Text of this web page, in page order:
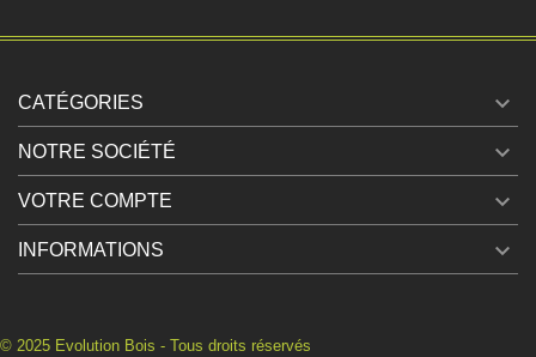
CATÉGORIES 
NOTRE SOCIÉTÉ 
VOTRE COMPTE 
INFORMATIONS 
© 2025 Evolution Bois - Tous droits réservés